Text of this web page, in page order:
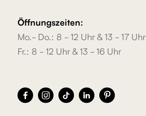
Öffnungszeiten:
Mo.- Do.: 8 - 12 Uhr & 13 - 17 Uhr
Fr.: 8 - 12 Uhr & 13 - 16 Uhr
    